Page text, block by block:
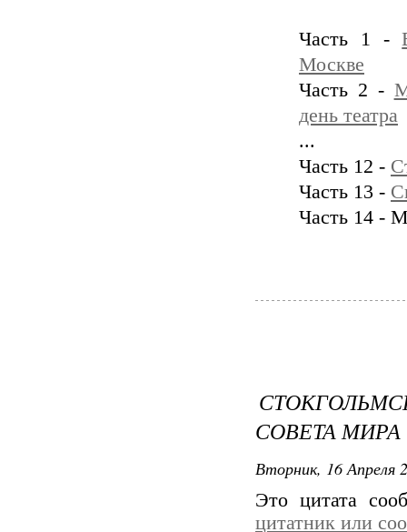
Часть 1 -
Москве
Часть 2 -
день театра
...
Часть 12 -
Часть 13 -
Часть 14 -
СОВЕТА МИРА
Вторник, 16 Апреля
Это цитата
цитатник или